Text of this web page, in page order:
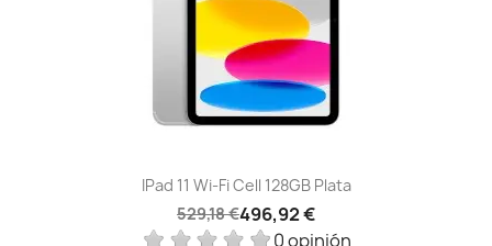
IPad 11 Wi-Fi Cell 128GB Plata
529,18 €496,92 €
0 opinión